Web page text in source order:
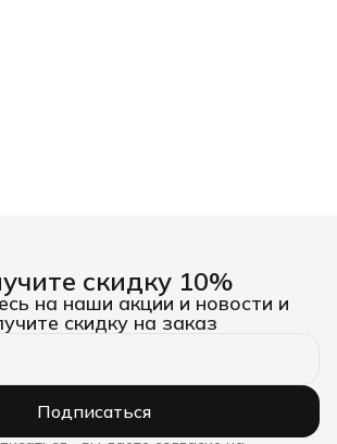
скидку 10%
на наши акции и новости и
скидку на заказ
Подписаться